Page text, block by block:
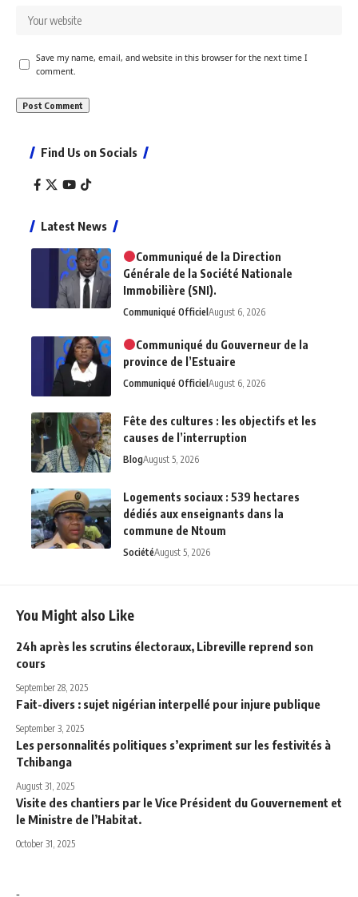
Save my name, email, and website in this browser for the next time I
comment.
Find Us on Socials
Latest News
Communiqué de la Direction
Générale de la Société Nationale
Immobilière (SNI).
Communiqué Officiel August 6, 2026
Communiqué du Gouverneur de la
province de l’Estuaire
Communiqué Officiel August 6, 2026
Fête des cultures : les objectifs et les
causes de l’interruption
BlogAugust 5, 2026
Logements sociaux : 539 hectares
dédiés aux enseignants dans la
commune de Ntoum
SociétéAugust 5, 2026
You Might also Like
24h après les scrutins électoraux, Libreville reprend son
cours
September 28, 2025
Fait-divers : sujet nigérian interpellé pour injure publique
September 3, 2025
Les personnalités politiques s’expriment sur les festivités à
Tchibanga
August 31, 2025
Visite des chantiers par le Vice Président du Gouvernement et
le Ministre de l’Habitat.
October 31, 2025
-